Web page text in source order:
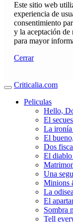
Este sitio web
experiencia de
consentimiento
y la aceptación de
para mayor
Cerrar
Criticalia.com
Peliculas
Hello,
El
La
El
Dos
El diablo
Una
Minions
La
El
Sombra
Tell